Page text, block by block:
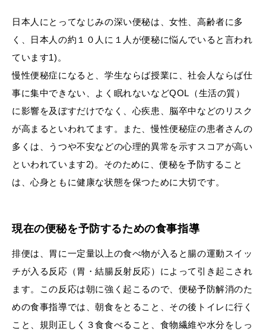
日本人にとってなじみの深い便秘は、女性、高齢者に多
く、日本人の約１０人に１人が便秘に悩んでいると言われ
ています1)。
慢性便秘症になると、学生ならば授業に、社会人ならば仕
事に集中できない、よく眠れないなどQOL（生活の質）
に影響を及ぼすだけでなく、心疾患、脳卒中などのリスク
が高まるといわれてます。また、慢性便秘症の患者さんの
多くは、うつや不安などの心理的異常を示すスコアが高い
といわれています2)。そのために、便秘を予防すること
は、心身ともに健康な状態を保つために大切です。
現在の便秘を予防するための食事指導
排便は、胃に一定量以上の食べ物が入ると腸の運動スイッ
チが入る反応（胃・結腸反射反応）によって引き起こされ
ます。この反応は朝に強く起こるので、便秘予防解消のた
めの食事指導では、朝食をとること、その後トイレに行く
こと、規則正しく３食食べること、食物繊維や水分をしっ